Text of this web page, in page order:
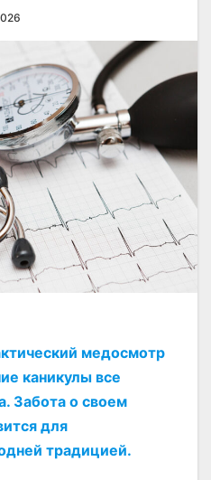
медосмотр
каникулы все
Забота о своем
для
традицией.